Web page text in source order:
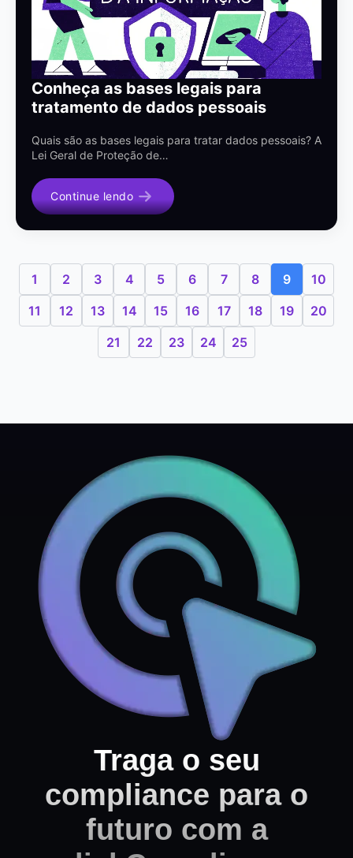
Conheça as bases legais para
tratamento de dados pessoais
Quais são as bases legais para tratar dados pessoais? A
Lei Geral de Proteção de…
Continue lendo
1 2 3 4 5 6 7 8 9
10
11
12 13 14 15 16 17 18 19
20
21
22 23 24 25
Traga o seu
compliance para o
futuro com a